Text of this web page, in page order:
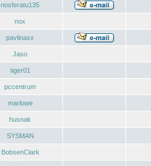
nosferatu135
nox
pavlinaxx
Jaso
tiger01
pccentrum
marlowe
husnak
SYSMAN
BobsenClark